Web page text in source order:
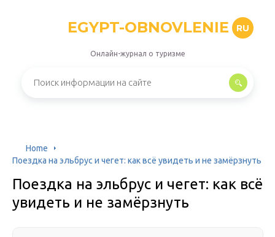
EGYPT-OBNOVLENIE RU
Онлайн-журнал о туризме
Home
Поездка на эльбрус и чегет: как всё увидеть и не замёрзнуть
Поездка на эльбрус и чегет: как всё
увидеть и не замёрзнуть